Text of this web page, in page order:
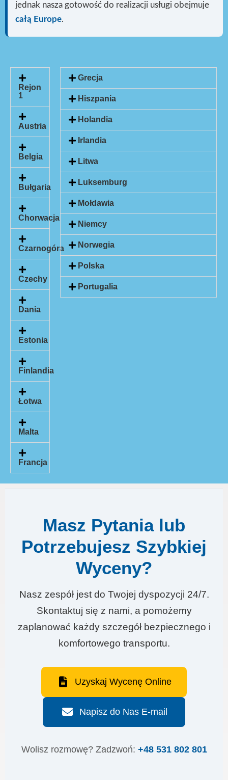
jednak nasza gotowość do realizacji usługi obejmuje
całą Europe.
Rejon
1
Austria
Belgia
Bułgaria
Chorwacja
Czarnogóra
Czechy
Dania
Estonia
Finlandia
Łotwa
Malta
Francja
Grecja
Hiszpania
Holandia
Irlandia
Litwa
Luksemburg
Mołdawia
Niemcy
Norwegia
Polska
Portugalia
Masz Pytania lub
Potrzebujesz Szybkiej
Wyceny?
Nasz zespół jest do Twojej dyspozycji 24/7.
Skontaktuj się z nami, a pomożemy
zaplanować każdy szczegół bezpiecznego i
komfortowego transportu.
Uzyskaj Wycenę Online
Napisz do Nas E-mail
Wolisz rozmowę? Zadzwoń: +48 531 802 801